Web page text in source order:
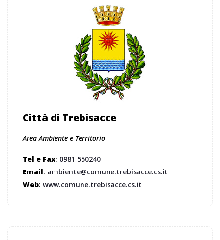
Città di Trebisacce
Area Ambiente e Territorio
Tel e Fax: 0981 550240
Email: ambiente@comune.trebisacce.cs.it
Web: www.comune.trebisacce.cs.it